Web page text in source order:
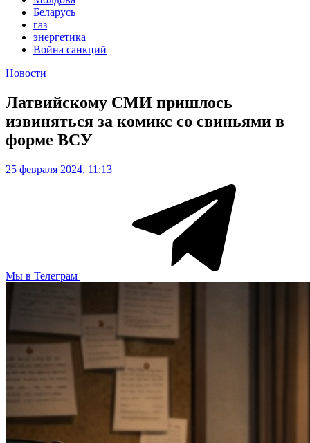
Беларусь
газ
энергетика
Война санкций
Новости
Латвийскому СМИ пришлось
извиняться за комикс со свиньями в
форме ВСУ
25 февраля 2024, 11:13
Мы в Телеграм